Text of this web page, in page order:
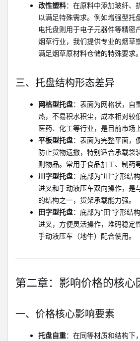
改性塑料：在原料中添加玻纤、
以满足特殊需求。例如增强型托
电托盘则用于电子元器件等精密
烟草行业，我们提供专业的烟草
满足烟草原材料仓储的特殊要求。
三、托盘结构形态差异
网格型托盘：表面为网格状，自
热，不易积水积尘，成本相对较
医药、化工等行业，是目前市场
平板型托盘：表面为完整平面，
防止货物遗撒，特别适合承载袋
则物品。常用于食品加工、制药
川字型托盘：底部为“川”字形结
进叉和手动液压车双向操作，是
的结构之一，货架承载能力强。
田字型托盘：底部为“田”字形结
进叉，方便灵活操作，堆码稳定
手动液压车（地牛）配合使用。
第二章：影响价格的核心
一、价格核心影响要素
托盘自重：在同等材质和结构下